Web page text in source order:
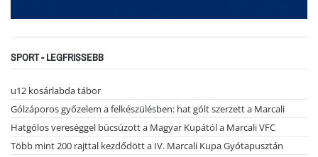
SPORT - LEGFRISSEBB
u12 kosárlabda tábor
Gólzáporos győzelem a felkészülésben: hat gólt szerzett a Marcali
Hatgólos vereséggel búcsúzott a Magyar Kupától a Marcali VFC
Több mint 200 rajttal kezdődött a IV. Marcali Kupa Gyótapusztán